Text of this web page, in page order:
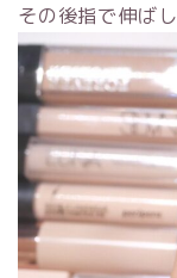
その後指で伸ば